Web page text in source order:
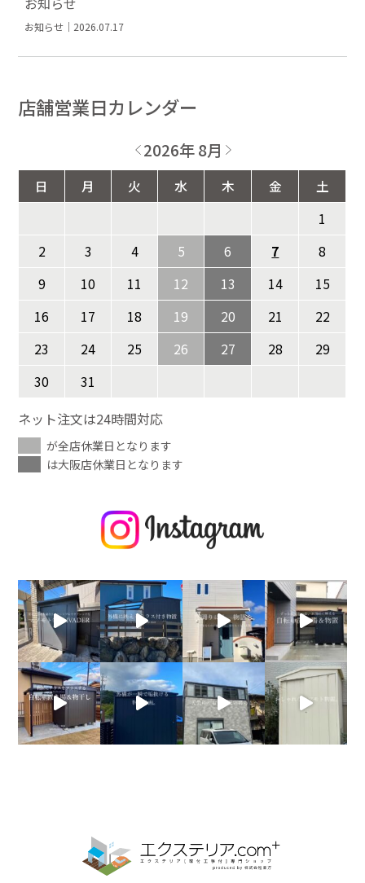
お知らせ｜2026.07.17
店舗営業日カレンダー
2026年 8月
日 月 火 水 木 金
土
1
2
3 4 5 6 7
8
9
10 11 12 13 14
15
16
17 18 19 20 21
22
23
24 25 26 27 28
29
30
31
ネット注文は24時間対応
が全店休業日となります
は大阪店休業日となります